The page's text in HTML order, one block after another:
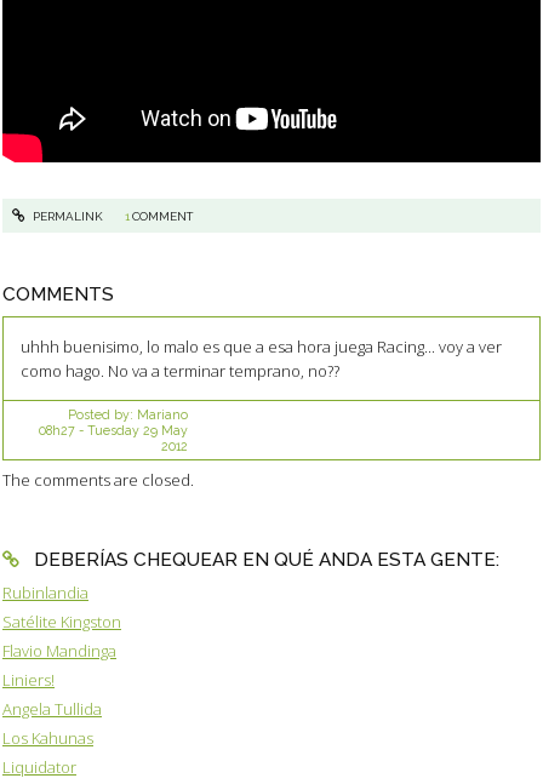
PERMALINK 1COMMENT
COMMENTS
uhhh buenisimo, lo malo es que a esa hora juega Racing... voy a ver
como hago. No va a terminar temprano, no??
Posted by: Mariano
08h27- Tuesday 29 May
2012
The comments are closed.
DEBERÍAS CHEQUEAR EN QUÉ ANDA ESTA GENTE:
Rubinlandia
Satélite Kingston
Flavio Mandinga
Liniers!
Angela Tullida
Los Kahunas
Liquidator